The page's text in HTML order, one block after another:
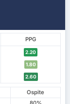
PPG
2.20
1.80
2.60
Ospite